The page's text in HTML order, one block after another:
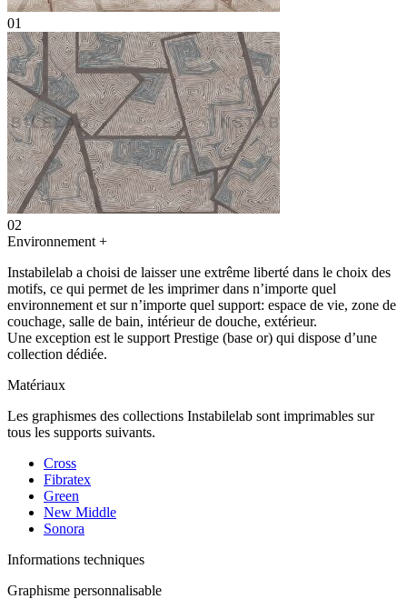
01
02
Environnement +
Instabilelab a choisi de laisser une extrême liberté dans le choix des
motifs, ce qui permet de les imprimer dans n’importe quel
environnement et sur n’importe quel support: espace de vie, zone de
couchage, salle de bain, intérieur de douche, extérieur.
Une exception est le support Prestige (base or) qui dispose d’une
collection dédiée.
Matériaux
Les graphismes des collections Instabilelab sont imprimables sur
tous les supports suivants.
Cross
Fibratex
Green
New Middle
Sonora
Informations techniques
Graphisme personnalisable